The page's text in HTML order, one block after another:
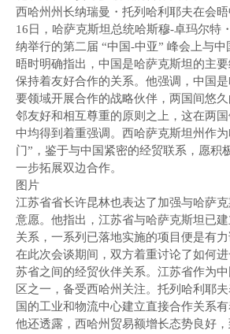
西哈州州长纳瑞曼・托列哈利耶夫在会晤
16日，哈萨克斯坦总统哈斯穆-卓玛尔特
纳举行的第二届 “中国-中亚” 峰会上与
晤时明确指出，中国是哈萨克斯坦的主
保持着友好合作的关系。他强调，中国
要领域开展合作的战略伙伴，两国间悠
邻友好和相互尊重的原则之上，这在两
中均得到着重强调。西哈萨克斯坦州作
门”，鉴于与中国紧密的经贸联系，愿积
一步拓展双边合作。
图片
江苏省省长许昆林也表达了加强与哈萨
意愿。他指出，江苏省与哈萨克斯坦已
关系，一系列已落地实施的项目便是有力
在此次会谈期间，双方着重讨论了如何
苏省之间的经贸伙伴关系。江苏省作为
区之一，备受西哈州关注。托列哈利耶
国的工业和物流中心建立直接合作关系有
他还透露，西哈州贸易额增长态势良好